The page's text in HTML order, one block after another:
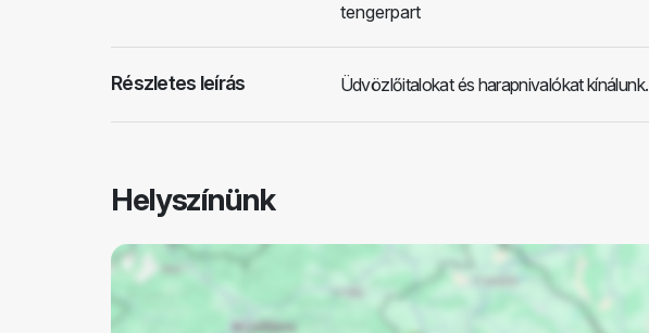
tengerpart
Részletes leírás Üdvözlőitalokat és harapnivalókat kínálunk.
Helyszínünk